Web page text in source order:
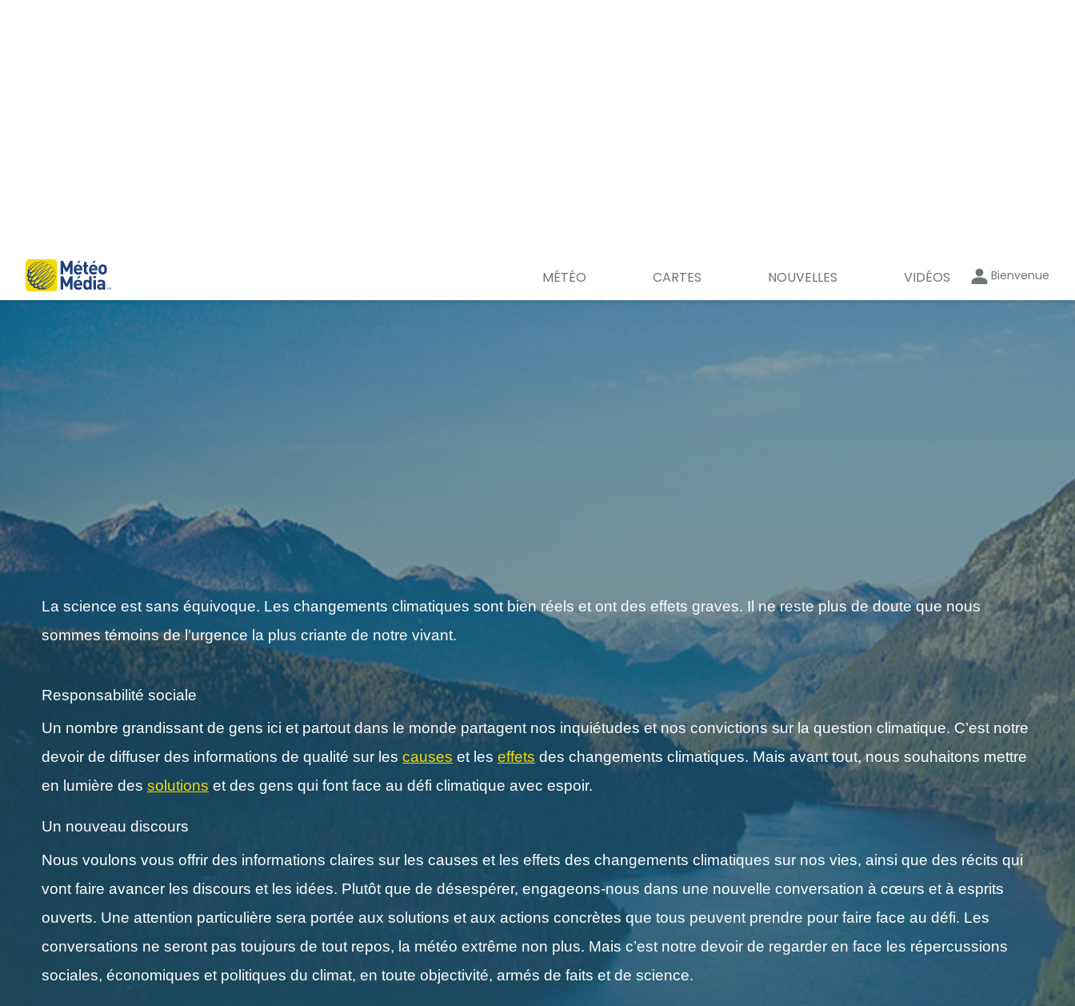
MÉTÉO CARTES NOUVELLES VIDÉOS Bienvenue
La science est sans équivoque. Les changements climatiques sont bien réels et ont des effets graves. Il ne reste plus de doute que nous
sommes témoins de l’urgence la plus criante de notre vivant.
Responsabilité sociale
Un nombre grandissant de gens ici et partout dans le monde partagent nos inquiétudes et nos convictions sur la question climatique. C’est notre
devoir de diffuser des informations de qualité sur les causes et les effets des changements climatiques. Mais avant tout, nous souhaitons mettre
en lumière des solutions et des gens qui font face au défi climatique avec espoir.
Un nouveau discours
Nous voulons vous offrir des informations claires sur les causes et les effets des changements climatiques sur nos vies, ainsi que des récits qui
vont faire avancer les discours et les idées. Plutôt que de désespérer, engageons-nous dans une nouvelle conversation à cœurs et à esprits
ouverts. Une attention particulière sera portée aux solutions et aux actions concrètes que tous peuvent prendre pour faire face au défi. Les
conversations ne seront pas toujours de tout repos, la météo extrême non plus. Mais c’est notre devoir de regarder en face les répercussions
sociales, économiques et politiques du climat, en toute objectivité, armés de faits et de science.